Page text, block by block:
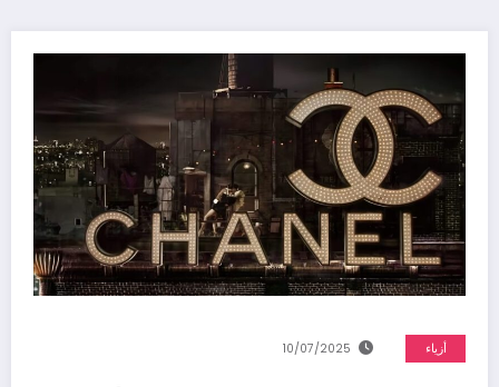
أزياء 10/07/2025